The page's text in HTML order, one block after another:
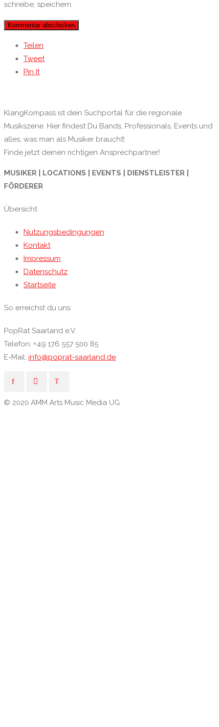
schreibe, speichern.
Teilen
Tweet
Pin It
KlangKompass ist dein Suchportal für die regionale
Musikszene. Hier findest Du Bands, Professionals, Events und
alles, was man als Musiker braucht!
Finde jetzt deinen richtigen Ansprechpartner!
MUSIKER | LOCATIONS | EVENTS | DIENSTLEISTER |
FÖRDERER
Übersicht
Nutzungsbedingungen
Kontakt
Impressum
Datenschutz
Startseite
So erreichst du uns
PopRat Saarland e.V.
Telefon: +49 176 557 500 85
E-Mail: info@poprat-saarland.de
© 2020 AMM Arts Music Media UG